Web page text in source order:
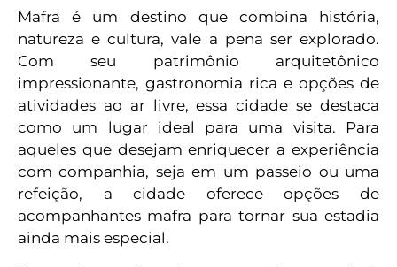
Mafra é um destino que combina história,
natureza e cultura, vale a pena ser explorado.
Com seu patrimônio arquitetônico
impressionante, gastronomia rica e opções de
atividades ao ar livre, essa cidade se destaca
como um lugar ideal para uma visita. Para
aqueles que desejam enriquecer a experiência
com companhia, seja em um passeio ou uma
refeição, a cidade oferece opções de
acompanhantes mafra para tornar sua estadia
ainda mais especial.